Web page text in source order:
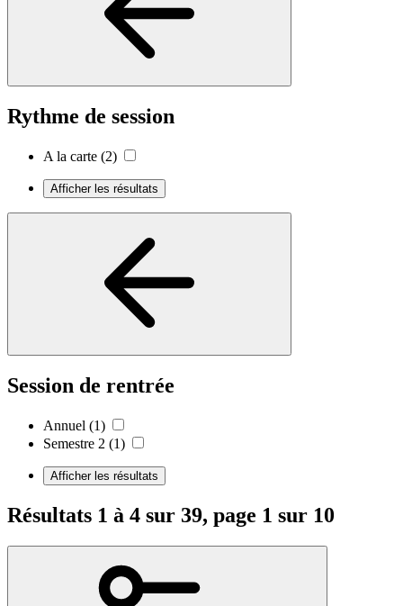
Rythme de session
A la carte (2)
Afficher les résultats
Session de rentrée
Annuel (1)
Semestre 2 (1)
Afficher les résultats
Résultats 1 à 4 sur 39, page 1 sur 10